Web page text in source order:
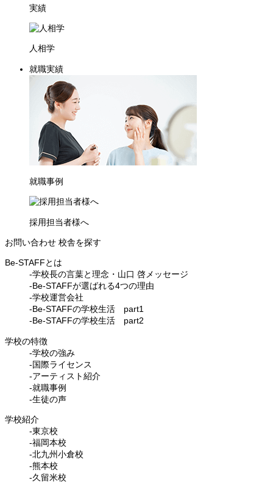
実績
人相学
就職実績
就職事例
採用担当者様へ
お問い合わせ 校舎を探す
Be-STAFFとは
-学校長の言葉と理念・山口 啓メッセージ
-Be-STAFFが選ばれる4つの理由
-学校運営会社
-Be-STAFFの学校生活 part1
-Be-STAFFの学校生活 part2
学校の特徴
-学校の強み
-国際ライセンス
-アーティスト紹介
-就職事例
-生徒の声
学校紹介
-東京校
-福岡本校
-北九州小倉校
-熊本校
-久留米校